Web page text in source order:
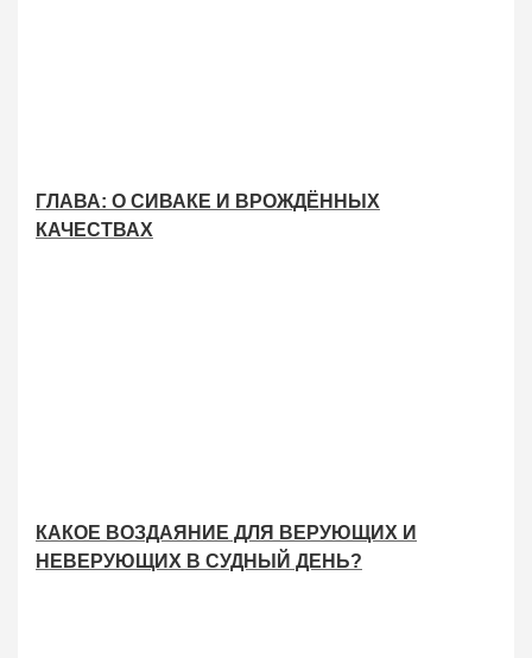
ГЛАВА: О СИВАКЕ И ВРОЖДЁННЫХ
КАЧЕСТВАХ
КАКОЕ ВОЗДАЯНИЕ ДЛЯ ВЕРУЮЩИХ И
НЕВЕРУЮЩИХ В СУДНЫЙ ДЕНЬ?